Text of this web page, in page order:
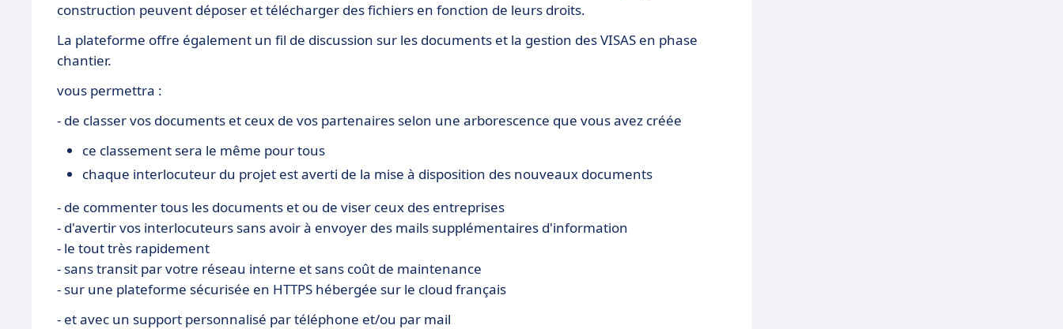
construction peuvent déposer et télécharger des fichiers en fonction de leurs droits.
La plateforme offre également un fil de discussion sur les documents et la gestion des VISAS en phase
chantier.
vous permettra :
- de classer vos documents et ceux de vos partenaires selon une arborescence que vous avez créée
ce classement sera le même pour tous
chaque interlocuteur du projet est averti de la mise à disposition des nouveaux documents
- de commenter tous les documents et ou de viser ceux des entreprises
- d'avertir vos interlocuteurs sans avoir à envoyer des mails supplémentaires d'information
- le tout très rapidement
- sans transit par votre réseau interne et sans coût de maintenance
- sur une plateforme sécurisée en HTTPS hébergée sur le cloud français
- et avec un support personnalisé par téléphone et/ou par mail